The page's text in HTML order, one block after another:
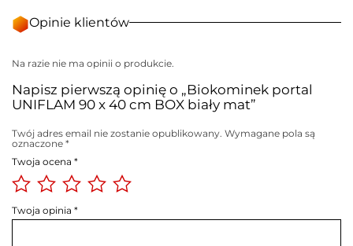
Opinie klientów
Na razie nie ma opinii o produkcie.
Napisz pierwszą opinię o „Biokominek portal
UNIFLAM 90 x 40 cm BOX biały mat”
Twój adres email nie zostanie opublikowany. Wymagane pola są
oznaczone *
Twoja ocena *
Twoja opinia *